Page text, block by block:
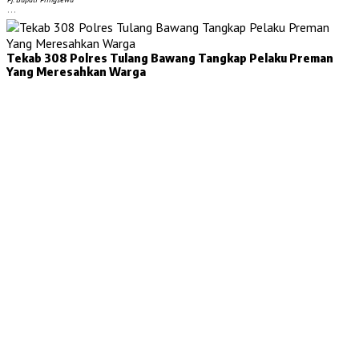
…
Tekab 308 Polres Tulang Bawang Tangkap Pelaku Preman
Yang Meresahkan Warga